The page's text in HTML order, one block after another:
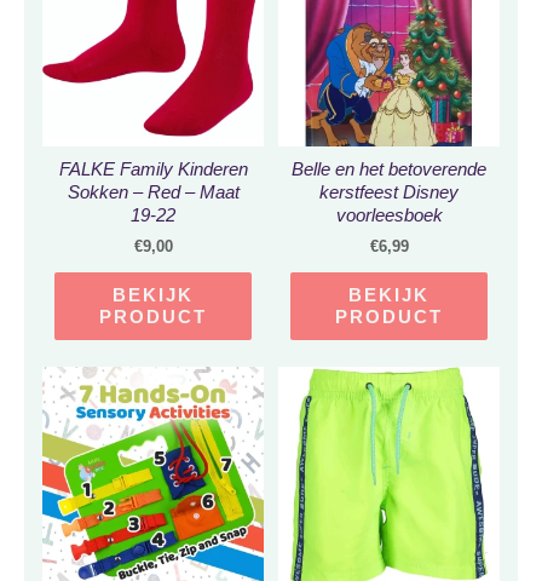
FALKE Family Kinderen
Sokken – Red – Maat
19-22
€9,00
BEKIJK
PRODUCT
Belle en het betoverende
kerstfeest Disney
voorleesboek
€6,99
BEKIJK
PRODUCT